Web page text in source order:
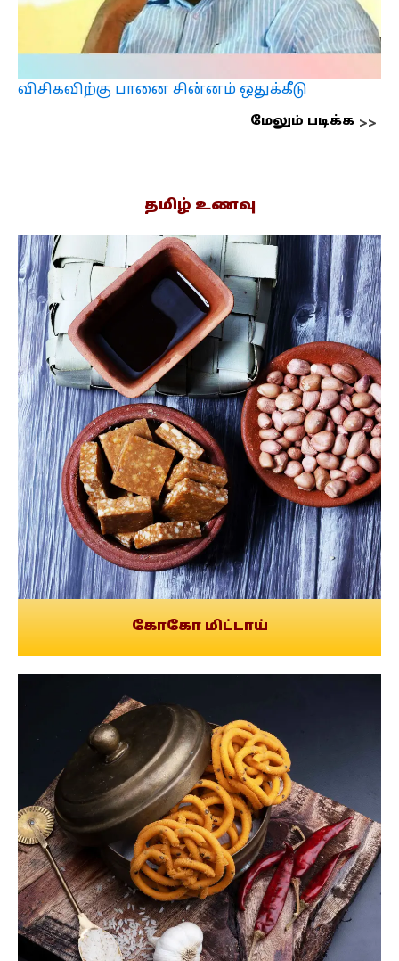
விசிகவிற்கு பானை சின்னம் ஒதுக்கீடு
மேலும் படிக்க
தமிழ் உணவு
கோகோ மிட்டாய்